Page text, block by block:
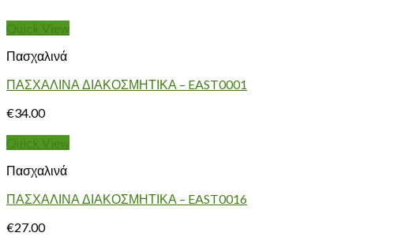
Quick View
Πασχαλινά
ΠΑΣΧΑΛΙΝΑ ΔΙΑΚΟΣΜΗΤΙΚΑ – EAST0001
€34.00
Quick View
Πασχαλινά
ΠΑΣΧΑΛΙΝΑ ΔΙΑΚΟΣΜΗΤΙΚΑ – EAST0016
€27.00